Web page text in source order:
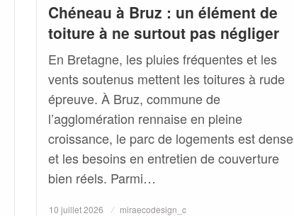
Chéneau à Bruz : un élément de
toiture à ne surtout pas négliger
En Bretagne, les pluies fréquentes et les
vents soutenus mettent les toitures à rude
épreuve. À Bruz, commune de
l’agglomération rennaise en pleine
croissance, le parc de logements est dense
et les besoins en entretien de couverture
bien réels. Parmi…
Posted
10 juillet 2026 miraecodesign_c